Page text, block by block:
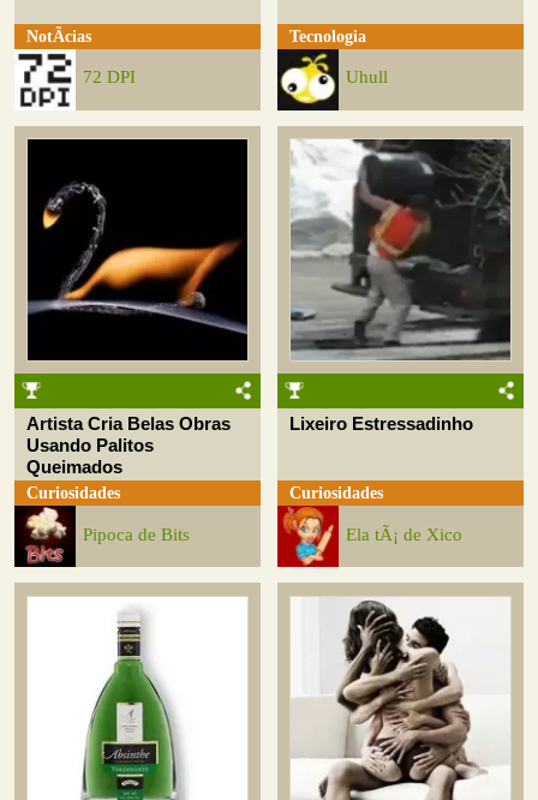
NotÃ­cias
72 DPI
Tecnologia
Uhull
Artista Cria Belas Obras
Usando Palitos
Queimados
Curiosidades
Pipoca de Bits
Lixeiro Estressadinho
Curiosidades
Ela tÃ¡ de Xico